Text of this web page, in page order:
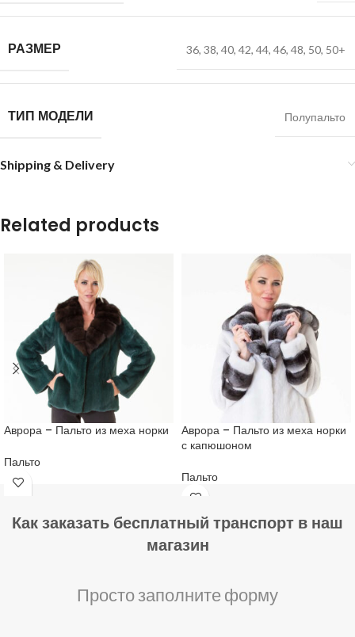
РАЗМЕР 36, 38, 40, 42, 44, 46, 48, 50, 50+
ТИП МОДЕЛИ Полупальто
Shipping & Delivery
Related products
Аврора – Пальто из меха норки
Пальто
Аврора – Пальто из меха норки
с капюшоном
Пальто
Как заказать бесплатный транспорт в наш
магазин
Просто заполните форму